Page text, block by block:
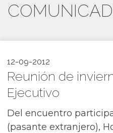
12-09-2012
Reunión de
Ejecutivo
Del encuentro
(pasante extranjero),